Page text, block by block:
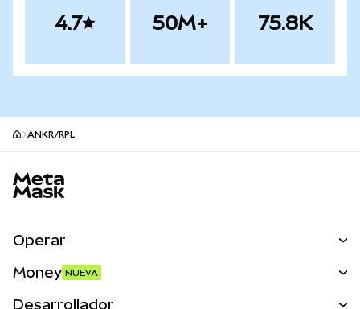
4.7 50M+ 75.8K
ANKR/RPL
Operar
Money NUEVA
Desarrollador